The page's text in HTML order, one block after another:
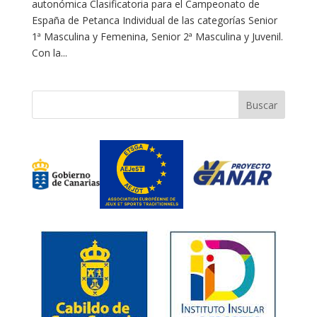
autonómica Clasificatoria para el Campeonato de
España de Petanca Individual de las categorías Senior
1ª Masculina y Femenina, Senior 2ª Masculina y Juvenil.
Con la...